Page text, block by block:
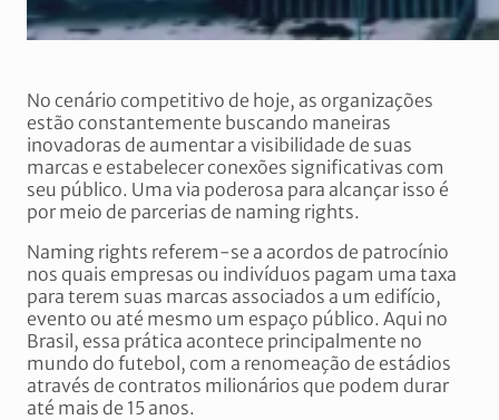
No cenário competitivo de hoje, as organizações
estão constantemente buscando maneiras
inovadoras de aumentar a visibilidade de suas
marcas e estabelecer conexões significativas com
seu público. Uma via poderosa para alcançar isso é
por meio de parcerias de naming rights.
Naming rights referem-se a acordos de patrocínio
nos quais empresas ou indivíduos pagam uma taxa
para terem suas marcas associados a um edifício,
evento ou até mesmo um espaço público. Aqui no
Brasil, essa prática acontece principalmente no
mundo do futebol, com a renomeação de estádios
através de contratos milionários que podem durar
até mais de 15 anos.